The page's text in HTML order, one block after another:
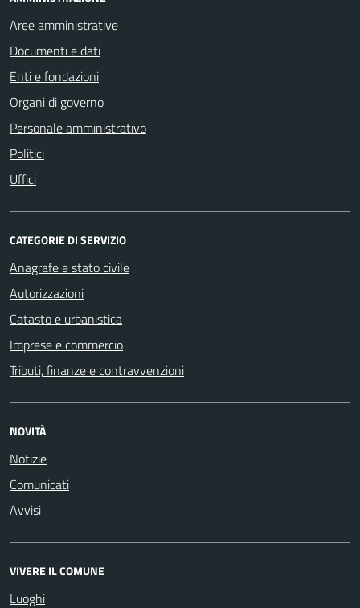
Aree amministrative
Documenti e dati
Enti e fondazioni
Organi di governo
Personale amministrativo
Politici
Uffici
CATEGORIE DI SERVIZIO
Anagrafe e stato civile
Autorizzazioni
Catasto e urbanistica
Imprese e commercio
Tributi, finanze e contravvenzioni
NOVITÀ
Notizie
Comunicati
Avvisi
VIVERE IL COMUNE
Luoghi